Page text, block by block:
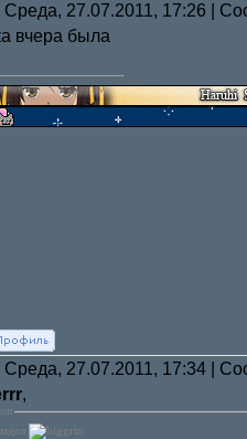
Среда, 27.07.2011, 17:26 |
вчера была
Среда, 27.07.2011, 17:34 |
,